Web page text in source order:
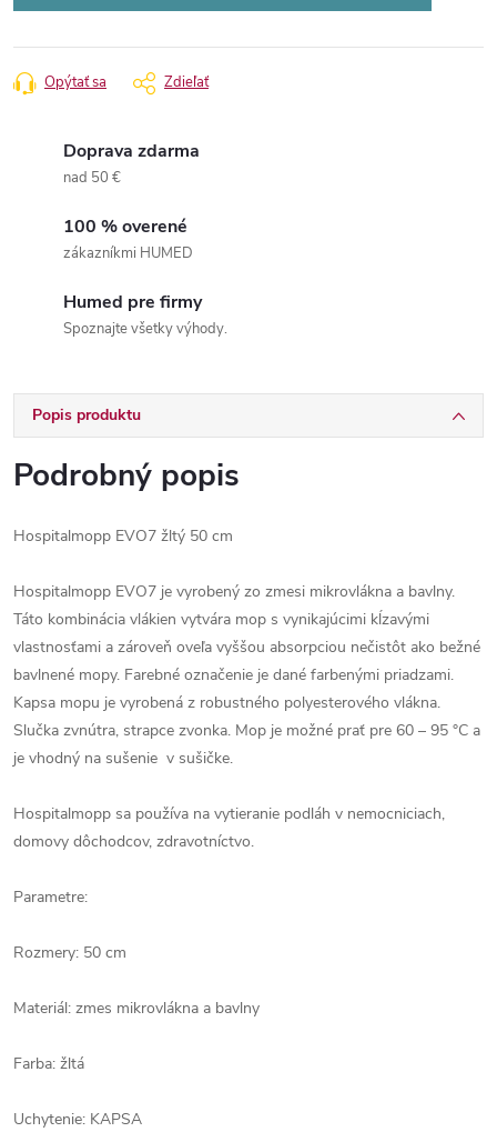
Opýtať sa Zdieľať
Doprava zdarma
nad 50 €
100 % overené
zákazníkmi HUMED
Humed pre firmy
Spoznajte všetky výhody.
Popis produktu
Podrobný popis
Hospitalmopp EVO7 žltý 50 cm
Hospitalmopp EVO7 je vyrobený zo zmesi mikrovlákna a bavlny.
Táto kombinácia vlákien vytvára mop s vynikajúcimi kĺzavými
vlastnosťami a zároveň oveľa vyššou absorpciou nečistôt ako bežné
bavlnené mopy. Farebné označenie je dané farbenými priadzami.
Kapsa mopu je vyrobená z robustného polyesterového vlákna.
Slučka zvnútra, strapce zvonka. Mop je možné prať pre 60 – 95 °C a
je vhodný na sušenie v sušičke.
Hospitalmopp sa používa na vytieranie podláh v nemocniciach,
domovy dôchodcov, zdravotníctvo.
Parametre:
Rozmery: 50 cm
Materiál: zmes mikrovlákna a bavlny
Farba: žltá
Uchytenie: KAPSA